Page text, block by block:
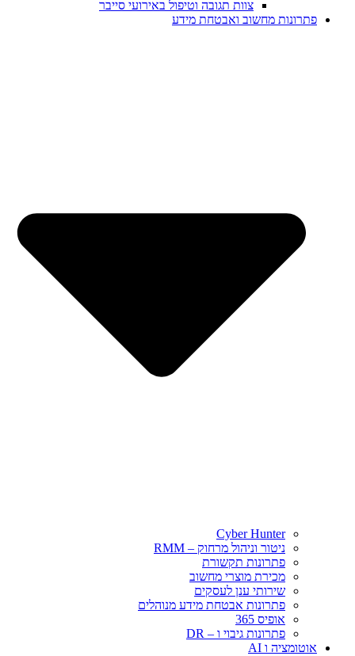
צוות תגובה וטיפול באירועי סייבר
פתרונות מחשוב ואבטחת מידע
Cyber Hunter
ניטור וניהול מרחוק – RMM
פתרונות תקשורת
מכירת מוצרי מחשוב
שירותי ענן לעסקים
פתרונות אבטחת מידע מנוהלים
אופיס 365
פתרונות גיבוי ו – DR
אוטומציה ו AI